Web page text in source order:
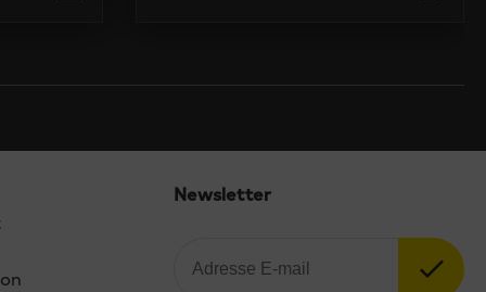
Newsletter